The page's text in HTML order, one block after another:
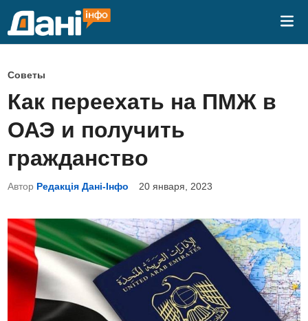
О
п
у
б
л
и
к
в
а
н
о
Советы
Как переехать на ПМЖ в
ОАЭ и получить
гражданство
Автор Редакція Дані-Інфо 20 января, 2023